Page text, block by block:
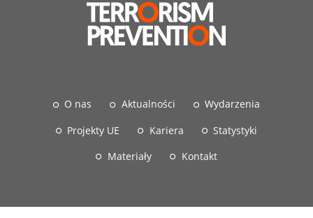
O nas Aktualności
Wydarzenia
Projekty UE
Kariera
Statystyki
Materiały
Kontakt